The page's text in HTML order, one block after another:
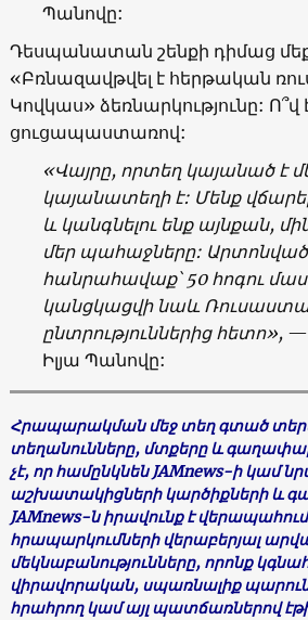
Պանովը:
Դեսպանատան շենքի դիմաց
«Բռնազավթվել է հերթական
Կովկաս» ձեռնարկությունը: Ո՞վ
ցուցապաստառով:
«Վայրը, որտեղ կայանած է
կայանատեղի է: Մենք
և կանգնելու ենք այնքան,
մեր պահաջները:
հանրահավաք՝ 50 հոգու
կանցկացվի նաև
ընտրություններից հետո», —
Իլյա Պանովը:
Հրապարակման մեջ տեղ գտած
տեղանունները, մտքերը և
չէ, որ համընկնեն JAMnews-ի կամ
աշխատակիցների կարծիքների և
JAMnews-ն իրավունք է
հրապարկումների վերաբերյալ
մեկնաբանությունները, որոնք
վիրավորական, սպառնալիք
հրահրող կամ այլ պատճառներով